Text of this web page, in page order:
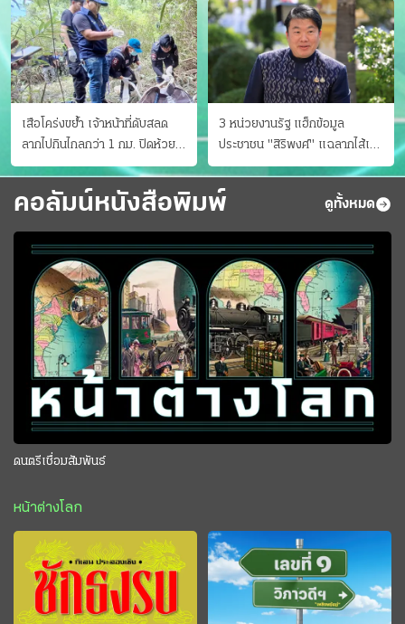
เสือโคร่งขย้ำ เจ้าหน้าที่ดับสลด
ลากไปกินไกลกว่า 1 กม. ปิดห้วย
ขาแข้งชั่วคราว
3 หน่วยงานรัฐ แฮ็กข้อมูล
ประชาชน "สิริพงศ์" แฉลากไส้เอง
"หนู" กอด "หนิม" สยบลือ
คอลัมน์หนังสือพิมพ์ ดูทั้งหมด
ดนตรีเชื่อมสัมพันธ์
หน้าต่างโลก